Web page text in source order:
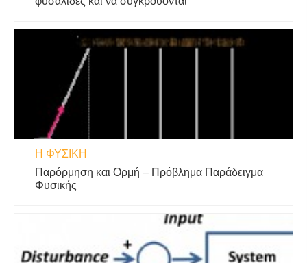
Η ΦΥΣΙΚΗ
Παρόρμηση και Ορμή – Πρόβλημα Παράδειγμα
Φυσικής